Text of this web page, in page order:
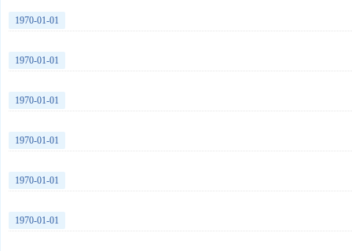
1970-01-01
1970-01-01
1970-01-01
1970-01-01
1970-01-01
1970-01-01